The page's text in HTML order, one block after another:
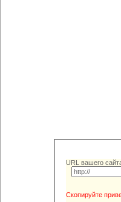
URL вашего
Скопируйте